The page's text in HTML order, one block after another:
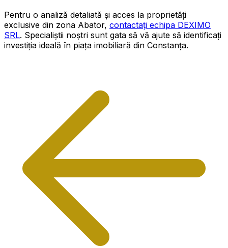
Pentru o analiză detaliată și acces la proprietăți
exclusive din zona Abator, contactați echipa DEXIMO
SRL. Specialiștii noștri sunt gata să vă ajute să identificați
investiția ideală în piața imobiliară din Constanța.